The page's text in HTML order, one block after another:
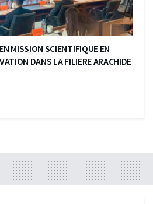
MISSION SCIENTIFIQUE EN
DANS LA FILIERE ARACHIDE